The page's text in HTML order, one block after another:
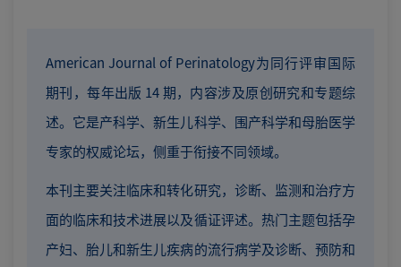
American Journal of Perinatology为同行评审国际
期刊，每年出版 14 期，内容涉及原创研究和专题综
述。它是产科学、新生儿科学、围产科学和母胎医学
专家的权威论坛，侧重于衔接不同领域。
本刊主要关注临床和转化研究，诊断、监测和治疗方
面的临床和技术进展以及循证评述。热门主题包括孕
产妇、胎儿和新生儿疾病的流行病学及诊断、预防和